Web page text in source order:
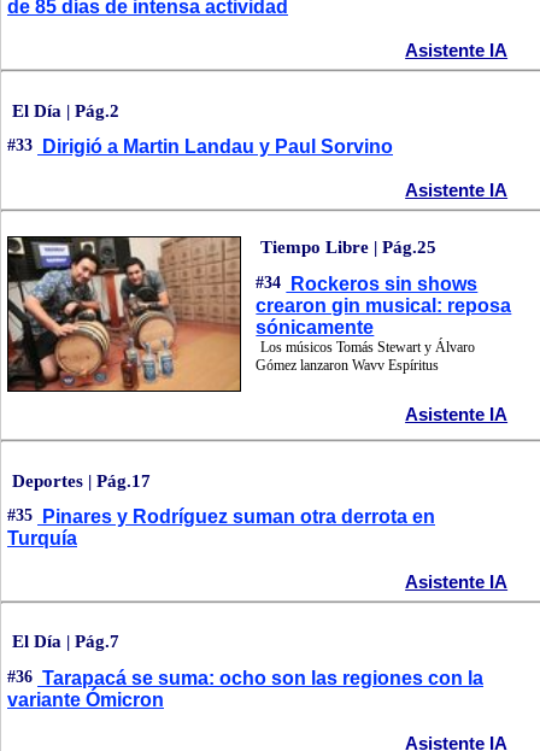
de 85 días de intensa actividad
Asistente IA
El Día | Pág.2
#33 Dirigió a Martin Landau y Paul Sorvino
Asistente IA
Tiempo Libre | Pág.25
#34
Rockeros sin shows
crearon gin musical: reposa
sónicamente
Los músicos Tomás Stewart y Álvaro
Gómez lanzaron Wavv Espíritus
Asistente IA
Deportes | Pág.17
#35
Pinares y Rodríguez suman otra derrota en
Turquía
Asistente IA
El Día | Pág.7
#36 Tarapacá se suma: ocho son las regiones con la
variante Ómicron
Asistente IA